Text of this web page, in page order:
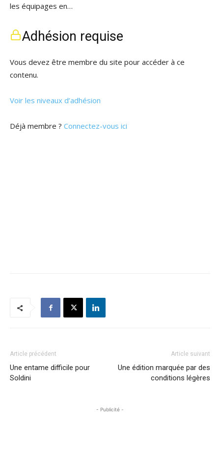
les équipages en…
Adhésion requise
Vous devez être membre du site pour accéder à ce
contenu.
Voir les niveaux d’adhésion
Déjà membre ? Connectez-vous ici
Article précédent
Une entame difficile pour
Soldini
Article suivant
Une édition marquée par des
conditions légères
- Publicité -